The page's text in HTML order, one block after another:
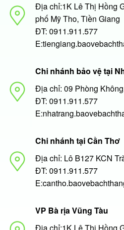
Địa chỉ:1K Lê Thị Hồng
phố Mỹ Tho, Tiền Giang
ĐT: 0911.911.577
Chi nhánh bảo vệ tại
Địa chỉ: 09 Phòng
ĐT: 0911.911.577
Chi nhánh tại Cần Thơ
Địa chỉ: Lô B127 KCN
ĐT: 0911.911.577
VP Bà rịa Vũng Tàu